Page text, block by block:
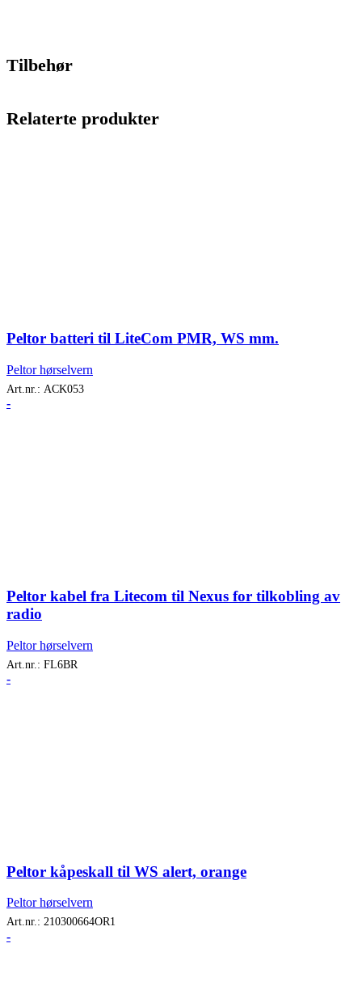
Tilbehør
Relaterte produkter
Peltor batteri til LiteCom PMR, WS mm.
Peltor hørselvern
Art.nr.: ACK053
-
Peltor kabel fra Litecom til Nexus for tilkobling av
radio
Peltor hørselvern
Art.nr.: FL6BR
-
Peltor kåpeskall til WS alert, orange
Peltor hørselvern
Art.nr.: 210300664OR1
-